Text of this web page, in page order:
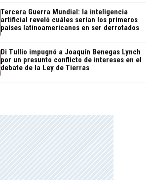
Tercera Guerra Mundial: la inteligencia
artificial reveló cuáles serían los primeros
países latinoamericanos en ser derrotados
Di Tullio impugnó a Joaquín Benegas Lynch
por un presunto conflicto de intereses en el
debate de la Ley de Tierras